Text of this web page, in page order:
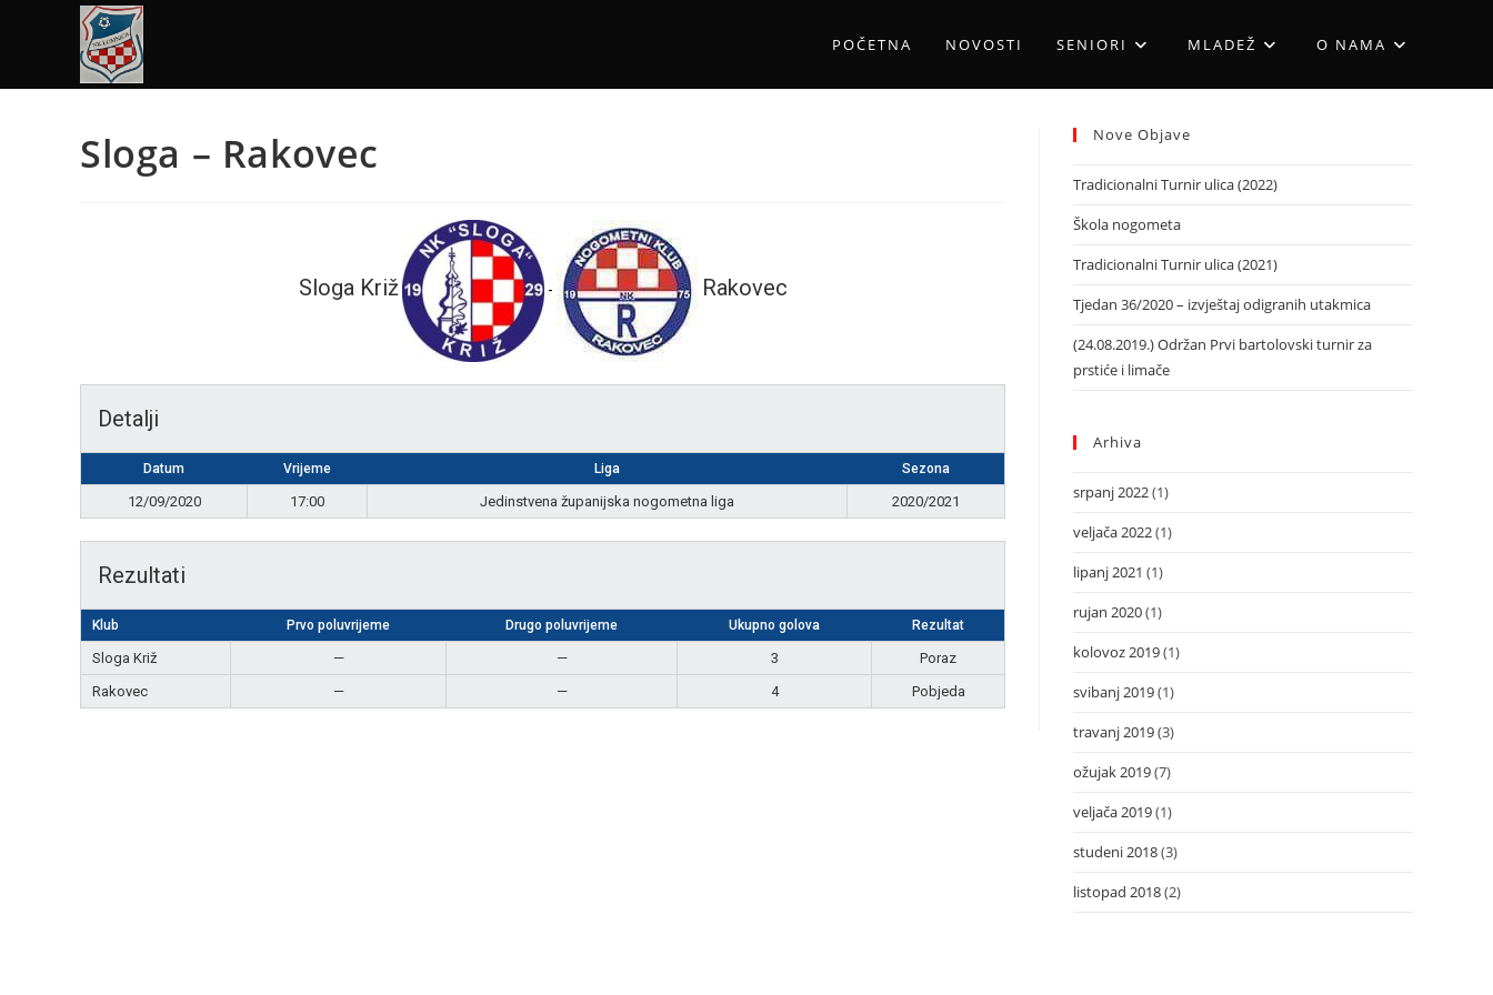
POČETNA NOVOSTI SENIORI MLADEŽ O NAMA
Sloga – Rakovec
Sloga Križ - Rakovec
Detalji
Datum Vrijeme Liga Sezona
12/09/2020 17:00 Jedinstvena županijska nogometna liga 2020/2021
Rezultati
Klub Prvo poluvrijeme Drugo poluvrijeme Ukupno golova Rezultat
Sloga Križ — — 3
Poraz
Rakovec
— — 4 Pobjeda
Nove Objave
Tradicionalni Turnir ulica (2022)
Škola nogometa
Tradicionalni Turnir ulica (2021)
Tjedan 36/2020 – izvještaj odigranih utakmica
(24.08.2019.) Održan Prvi bartolovski turnir za
prstiće i limače
Arhiva
srpanj 2022(1)
veljača 2022(1)
lipanj 2021 (1)
rujan 2020(1)
kolovoz 2019(1)
svibanj 2019(1)
travanj 2019(3)
ožujak 2019(7)
veljača 2019(1)
studeni 2018(3)
listopad 2018(2)